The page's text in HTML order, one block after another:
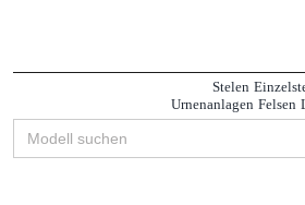
Stelen
Urnenanlagen Felsen
Search
for: